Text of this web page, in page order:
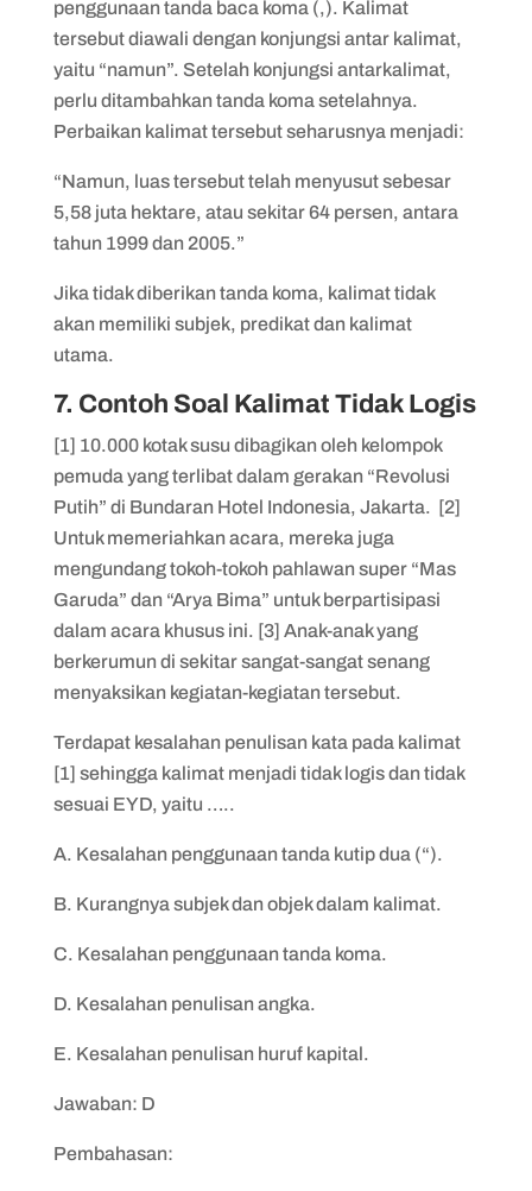
penggunaan tanda baca koma (,). Kalimat
tersebut diawali dengan konjungsi antar kalimat,
yaitu “namun”. Setelah konjungsi antarkalimat,
perlu ditambahkan tanda koma setelahnya.
Perbaikan kalimat tersebut seharusnya menjadi:
“Namun, luas tersebut telah menyusut sebesar
5,58 juta hektare, atau sekitar 64 persen, antara
tahun 1999 dan 2005.”
Jika tidak diberikan tanda koma, kalimat tidak
akan memiliki subjek, predikat dan kalimat
utama.
7. Contoh Soal Kalimat Tidak Logis
[1] 10.000 kotak susu dibagikan oleh kelompok
pemuda yang terlibat dalam gerakan “Revolusi
Putih” di Bundaran Hotel Indonesia, Jakarta. [2]
Untuk memeriahkan acara, mereka juga
mengundang tokoh-tokoh pahlawan super “Mas
Garuda” dan “Arya Bima” untuk berpartisipasi
dalam acara khusus ini. [3] Anak-anak yang
berkerumun di sekitar sangat-sangat senang
menyaksikan kegiatan-kegiatan tersebut.
Terdapat kesalahan penulisan kata pada kalimat
[1] sehingga kalimat menjadi tidak logis dan tidak
sesuai EYD, yaitu …..
A. Kesalahan penggunaan tanda kutip dua (“).
B. Kurangnya subjek dan objek dalam kalimat.
C. Kesalahan penggunaan tanda koma.
D. Kesalahan penulisan angka.
E. Kesalahan penulisan huruf kapital.
Jawaban: D
Pembahasan: